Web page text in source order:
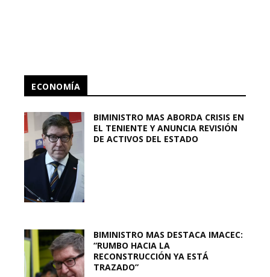
ECONOMÍA
BIMINISTRO MAS ABORDA CRISIS EN
EL TENIENTE Y ANUNCIA REVISIÓN
DE ACTIVOS DEL ESTADO
BIMINISTRO MAS DESTACA IMACEC:
“RUMBO HACIA LA
RECONSTRUCCIÓN YA ESTÁ
TRAZADO”